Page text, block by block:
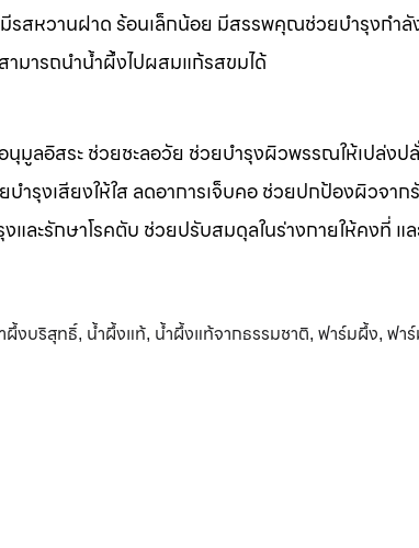
รสหวานฝาด ร้อนเล็กน้อย มีสรรพคุณช่วยบำรุงกำลั
ามารถนำน้ำผึ้งไปผสมแก้รสขมได้
มูลอิสระ ช่วยชะลอวัย ช่วยบำรุงผิวพรรณให้เปล่งป
ำรุงเสียงให้ใส ลดอาการเจ็บคอ ช่วยปกป้องผิวจาก
ละรักษาโรคตับ ช่วยปรับสมดุลในร่างกายให้คงที่ แล
ผึ้งบริสุทธิ์, น้ำผึ้งแท้, น้ำผึ้งแท้จากธรรมชาติ, ฟาร์มผึ้ง, ฟา